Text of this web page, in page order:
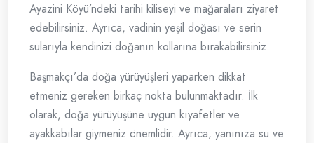
Ayazini Köyü’ndeki tarihi kiliseyi ve mağaraları ziyaret
edebilirsiniz. Ayrıca, vadinin yeşil doğası ve serin
sularıyla kendinizi doğanın kollarına bırakabilirsiniz.
Başmakçı’da doğa yürüyüşleri yaparken dikkat
etmeniz gereken birkaç nokta bulunmaktadır. İlk
olarak, doğa yürüyüşüne uygun kıyafetler ve
ayakkabılar giymeniz önemlidir. Ayrıca, yanınıza su ve